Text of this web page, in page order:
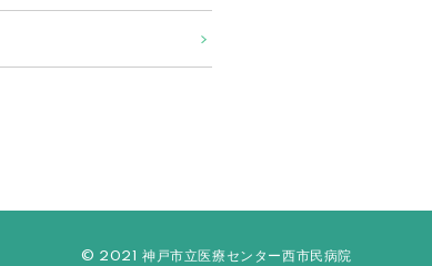
© 2021 神戸市立医療センター西市民病院